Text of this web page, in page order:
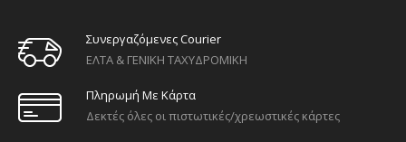
Συνεργαζόμενες Courier
ΕΛΤΑ & ΓΕΝΙΚΗ ΤΑΧΥΔΡΟΜΙΚΗ
Πληρωμή Με Κάρτα
Δεκτές όλες οι πιστωτικές/χρεωστικές κάρτες